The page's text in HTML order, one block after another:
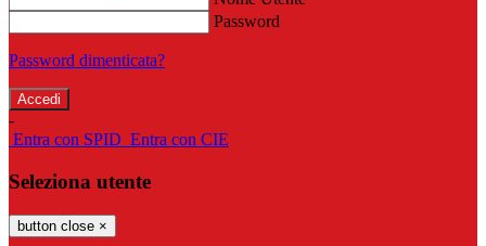
Password
Password dimenticata?
-
Entra con SPID Entra con CIE
Seleziona utente
button close ×